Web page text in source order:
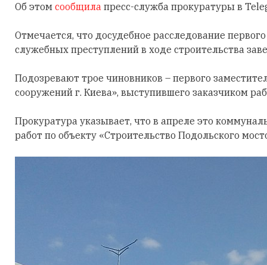
Об этом сообщила пресс-служба прокуратуры в
Отмечается, что досудебное расследование
служебных преступлений в ходе строительства
Подозревают трое чиновников – первого
сооружений г. Киева», выступившего заказчиком
Прокуратура указывает, что в апреле это
работ по объекту «Строительство Подольского